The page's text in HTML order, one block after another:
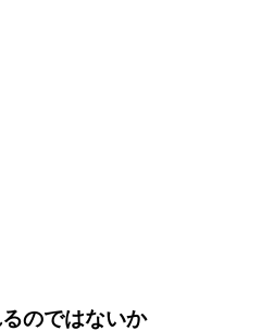
のではないか